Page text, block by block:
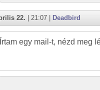
22. | 21:07 | Deadbird
Írtam egy mail-t, nézd meg